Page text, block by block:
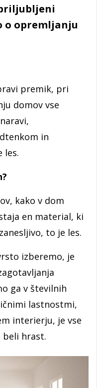
o opremljanju
premik, pri
domov vse
in
les.
kako v dom
en material, ki
to je les.
izberemo, je
ga v številnih
lastnostmi,
interierju, je vse
beli hrast.